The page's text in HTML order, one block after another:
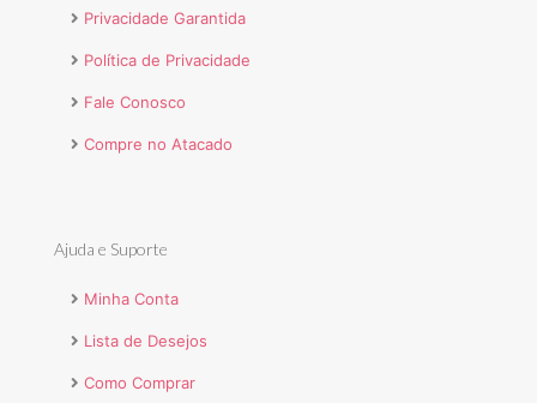
Privacidade Garantida
Política de Privacidade
Fale Conosco
Compre no Atacado
Ajuda e Suporte
Minha Conta
Lista de Desejos
Como Comprar